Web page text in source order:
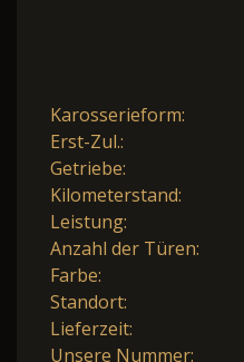
Karosserieform:
Erst-Zul.:
Getriebe:
Kilometerstand:
Leistung:
Anzahl der Türen:
Farbe:
Standort:
Lieferzeit:
Unsere Nummer: